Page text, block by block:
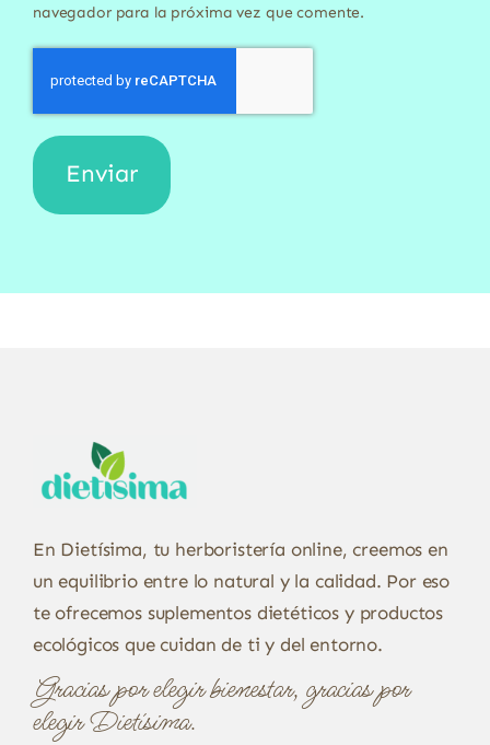
navegador para la próxima vez que comente.
En Dietísima, tu herboristería online, creemos en
un equilibrio entre lo natural y la calidad. Por eso
te ofrecemos suplementos dietéticos y productos
ecológicos que cuidan de ti y del entorno.
Gracias por elegir bienestar, gracias por
elegir Dietísima.